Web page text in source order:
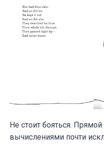
Не стоит бояться.
вычислениями почти